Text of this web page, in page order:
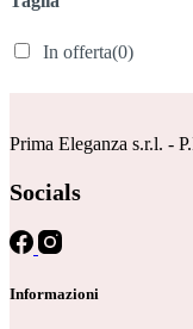
In offerta(0)
Prima Eleganza s.r.l. -
Socials
Informazioni